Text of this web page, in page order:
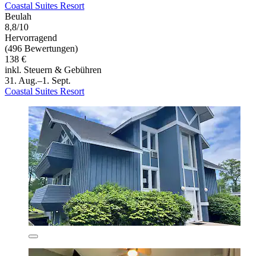
Coastal Suites Resort
Beulah
8,8/10
Hervorragend
(496 Bewertungen)
138 €
inkl. Steuern & Gebühren
31. Aug.–1. Sept.
Coastal Suites Resort